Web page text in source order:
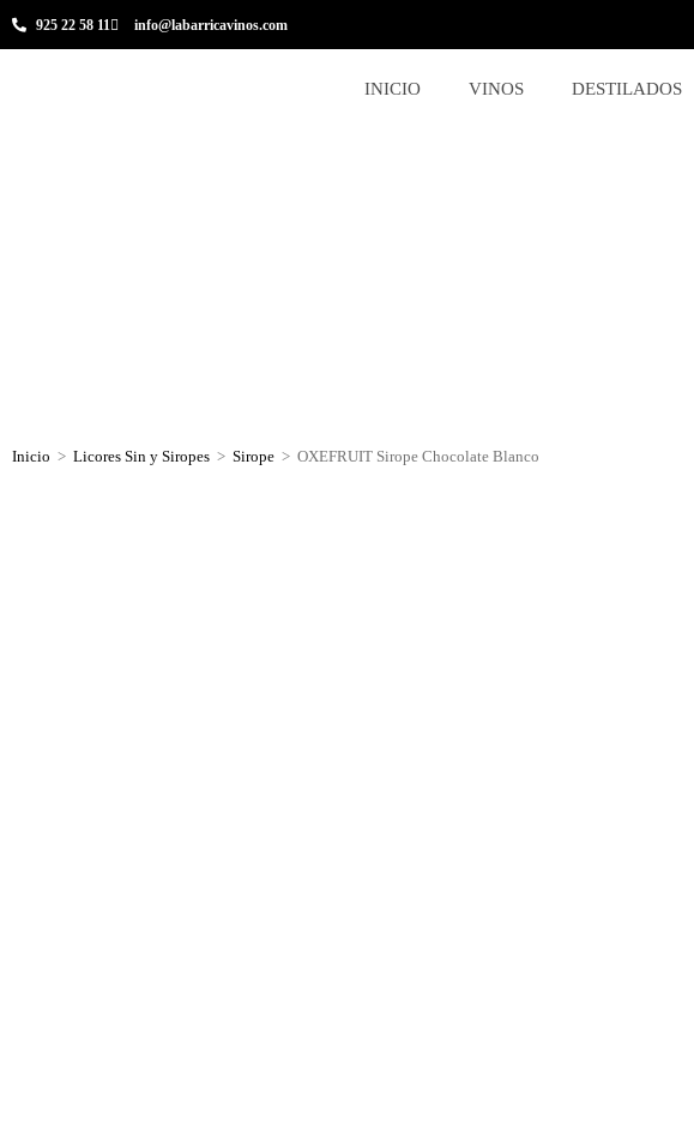
925 22 58 11 info@labarricavinos.com
INICIO VINOS DESTILADOS
Inicio > Licores Sin y Siropes > Sirope > OXEFRUIT Sirope Chocolate Blanco